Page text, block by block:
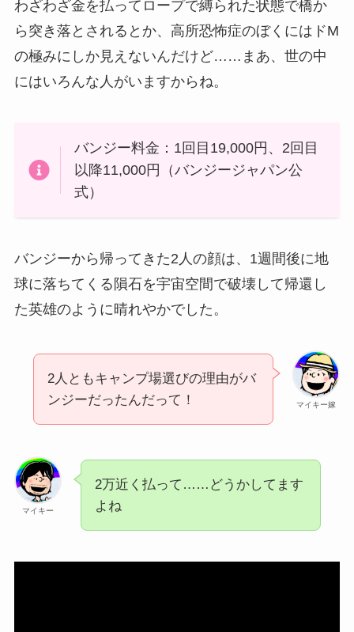
わざわざ金を払ってロープで縛られた状態で橋か
ら突き落とされるとか、高所恐怖症のぼくにはドM
の極みにしか見えないんだけど……まあ、世の中
にはいろんな人がいますからね。
バンジー料金：1回目19,000円、2回目
以降11,000円（バンジージャパン公
式）
バンジーから帰ってきた2人の顔は、1週間後に地
球に落ちてくる隕石を宇宙空間で破壊して帰還し
た英雄のように晴れやかでした。
マイキー嫁
2人ともキャンプ場選びの理由がバ
ンジーだったんだって！
マイキー
2万近く払って……どうかしてます
よね